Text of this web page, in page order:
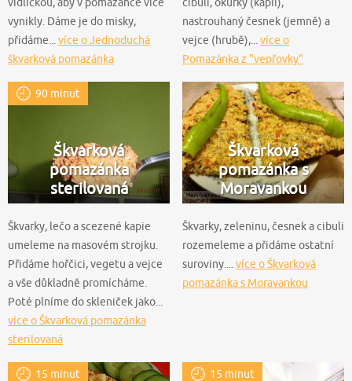
vidličkou, aby v pomazánce více
vynikly. Dáme je do misky,
přidáme...více o Jednoduchá
škvarková pomazánka
cibuli, okurky (kápii),
nastrouhaný česnek (jemně) a
vejce (hrubě),...více o
Pomazánka z "vepřovky"
90 minut
Škvarková
pomazánka
sterilovaná
Škvarky, lečo a scezené kapie
umeleme na masovém strojku.
Přidáme hořčici, vegetu a vejce
a vše důkladně promícháme.
Poté plníme do skleniček jako...
více o Škvarková pomazánka
sterilovaná
Škvarková
pomazánka s
Moravankou
Škvarky, zeleninu, česnek a cibuli
rozemeleme a přidáme ostatní
suroviny.... více o Škvarková
pomazánka s Moravankou
15 minut 15 minut